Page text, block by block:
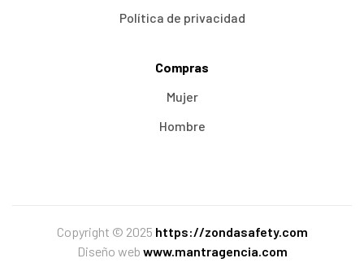
Política de privacidad
Compras
Mujer
Hombre
Copyright © 2025 https://zondasafety.com
Diseño web www.mantragencia.com